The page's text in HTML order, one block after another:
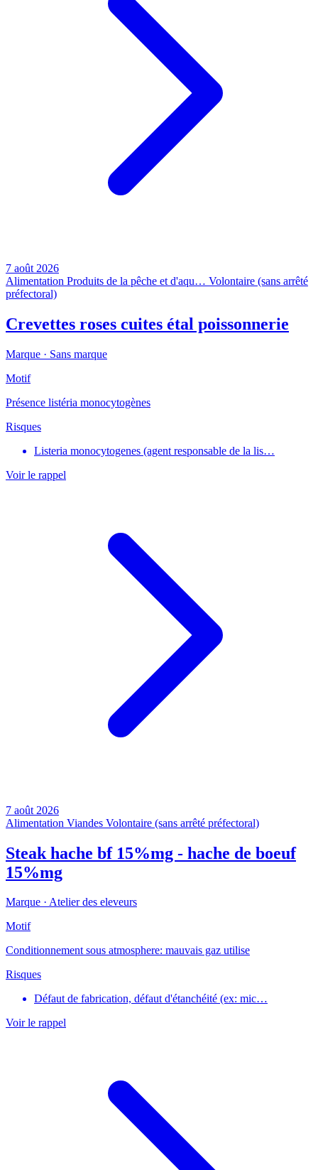
7 août 2026
Alimentation Produits de la pêche et d'aqu… Volontaire (sans arrêté
préfectoral)
Crevettes roses cuites étal poissonnerie
Marque · Sans marque
Motif
Présence listéria monocytogènes
Risques
Listeria monocytogenes (agent responsable de la lis…
Voir le rappel
7 août 2026
Alimentation Viandes Volontaire (sans arrêté préfectoral)
Steak hache bf 15%mg - hache de boeuf
15%mg
Marque · Atelier des eleveurs
Motif
Conditionnement sous atmosphere: mauvais gaz utilise
Risques
Défaut de fabrication, défaut d'étanchéité (ex: mic…
Voir le rappel